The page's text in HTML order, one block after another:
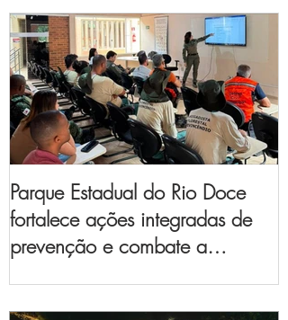
Parque Estadual do Rio Doce
fortalece ações integradas de
prevenção e combate a